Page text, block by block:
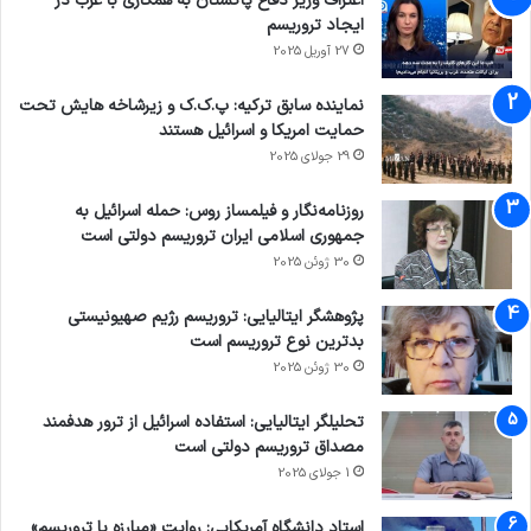
۲۸۲ از کیفرخواست مندرج است. یک گونه
همکاری‌های نظامی از اخذ تسلیحات بوده تا اینکه
انبار‌های بمب‌های شیمیایی در مقر اشرف قرار داشته
و اسنادش نیز وجود دارد. دوم همکاری‌های اطلاعاتی
اصابت بمب‌ها و موشک‌های رژیم بعث عراق توسط
ستاد داخله گروهک تروریستی منافقین و سومین
مدل همکاری آنها نیز مباشرت در جنایات گسترده
مثل همین عملیات فروغ جاویدان و آفتاب بوده
است.
ایجاد تروریسم
27 آوریل 2025
نماینده سابق ترکیه: پ.ک.ک و زیرشاخه هایش تحت
حمایت امریکا و اسرائیل هستند
29 جولای 2025
روزنامه‌نگار و فیلمساز روس: حمله اسرائیل به
جمهوری اسلامی ایران تروریسم دولتی است
30 ژوئن 2025
پژوهشگر ایتالیایی: تروریسم رژیم صهیونیستی
بدترین نوع تروریسم است
30 ژوئن 2025
تحلیلگر ایتالیایی: استفاده اسرائیل از ترور هدفمند
مصداق تروریسم دولتی است
1 جولای 2025